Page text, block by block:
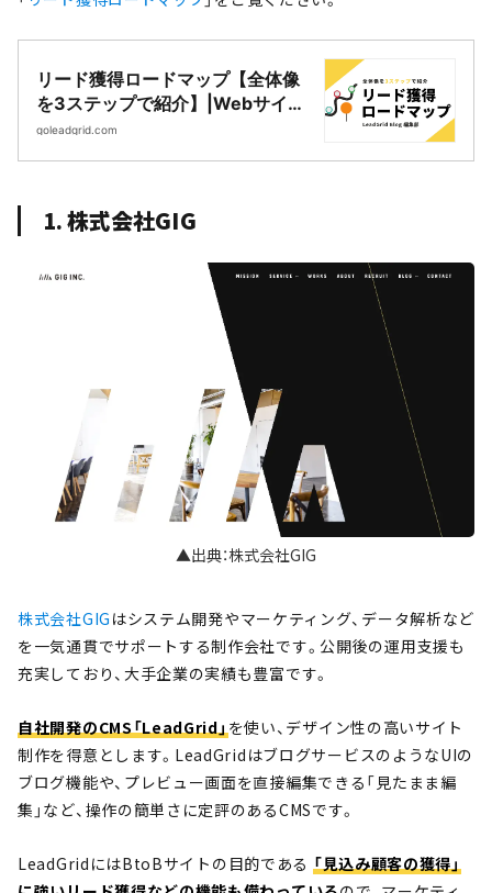
リード獲得ロードマップ【全体像
を3ステップで紹介】|Webサイト
制作・CMS開発｜LeadGrid
goleadgrid.com
1. 株式会社GIG
▲出典：株式会社GIG
株式会社GIG はシステム開発やマーケティング、データ解析など
を一気通貫でサポートする制作会社です。公開後の運用支援も
充実しており、大手企業の実績も豊富です。
自社開発のCMS「LeadGrid」 を使い、デザイン性の高いサイト
制作を得意とします。LeadGridはブログサービスのようなUIの
ブログ機能や、プレビュー画面を直接編集できる「見たまま編
集」など、操作の簡単さに定評のあるCMSです。
LeadGridにはBtoBサイトの目的である 「見込み顧客の獲得」